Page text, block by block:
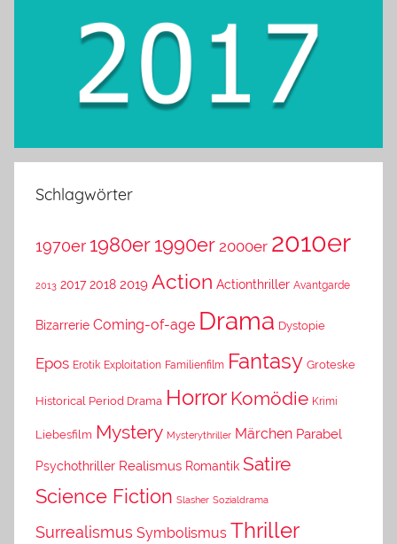
Schlagwörter
1970er 1980er 1990er 2000er 2010er
2013 2017 2018 2019 Action Actionthriller Avantgarde
Bizarrerie Coming-of-age Drama Dystopie
Epos Erotik Exploitation Familienfilm Fantasy Groteske
Historical Period Drama Horror Komödie Krimi
Liebesfilm Mystery Mysterythriller Märchen Parabel
Psychothriller Realismus Romantik Satire
Science Fiction Slasher Sozialdrama
Surrealismus Symbolismus Thriller